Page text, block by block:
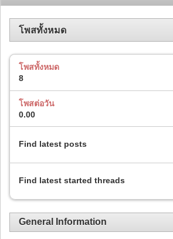
โพสทั้งหมด
โพสทั้งหมด
8
โพสต่อวัน
0.00
Find latest posts
Find latest started threads
General Information